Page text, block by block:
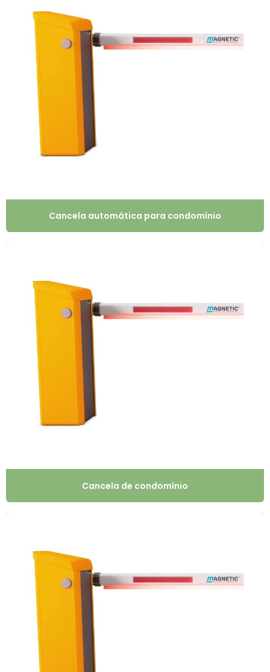
Cancela automática para condomínio
Cancela de condomínio